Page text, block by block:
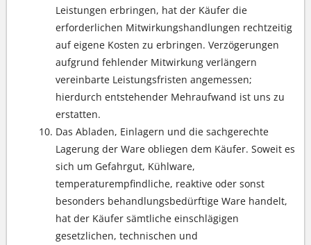
Leistungen erbringen, hat der Käufer die
erforderlichen Mitwirkungshandlungen rechtzeitig
auf eigene Kosten zu erbringen. Verzögerungen
aufgrund fehlender Mitwirkung verlängern
vereinbarte Leistungsfristen angemessen;
hierdurch entstehender Mehraufwand ist uns zu
erstatten.
Das Abladen, Einlagern und die sachgerechte
Lagerung der Ware obliegen dem Käufer. Soweit es
sich um Gefahrgut, Kühlware,
temperaturempfindliche, reaktive oder sonst
besonders behandlungsbedürftige Ware handelt,
hat der Käufer sämtliche einschlägigen
gesetzlichen, technischen und